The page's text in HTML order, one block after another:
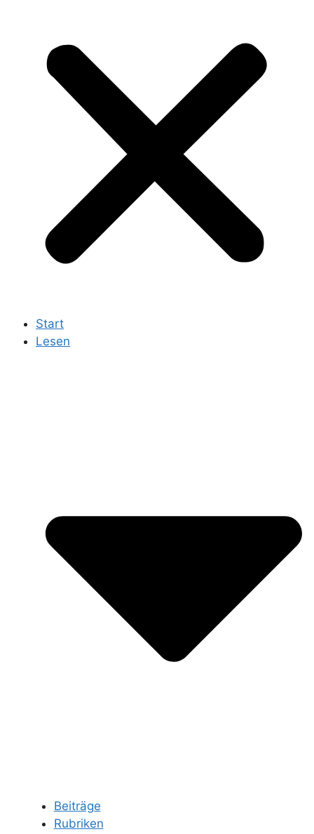
Start
Lesen
Beiträge
Rubriken